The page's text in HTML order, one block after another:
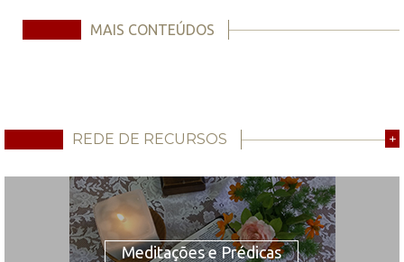
MAIS CONTEÚDOS
REDE DE RECURSOS +
Meditações e Prédicas